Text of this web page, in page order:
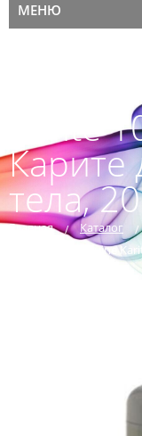
МЕНЮ
Karite
Карите
тела,
Главная Каталог
Heliabrine Guenuine